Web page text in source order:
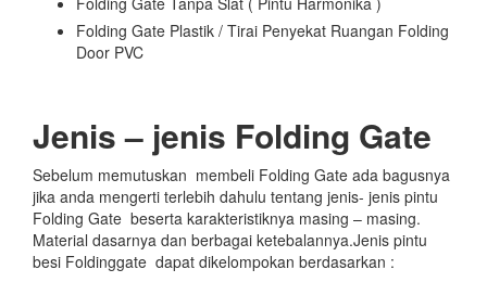
Folding Gate Plastik / Tirai Penyekat Ruangan Folding
Door PVC
Jenis – jenis Folding Gate
Sebelum memutuskan membeli Folding Gate ada bagusnya
jika anda mengerti terlebih dahulu tentang jenis- jenis pintu
Folding Gate beserta karakteristiknya masing – masing.
Material dasarnya dan berbagai ketebalannya.Jenis pintu
besi Foldinggate dapat dikelompokan berdasarkan :